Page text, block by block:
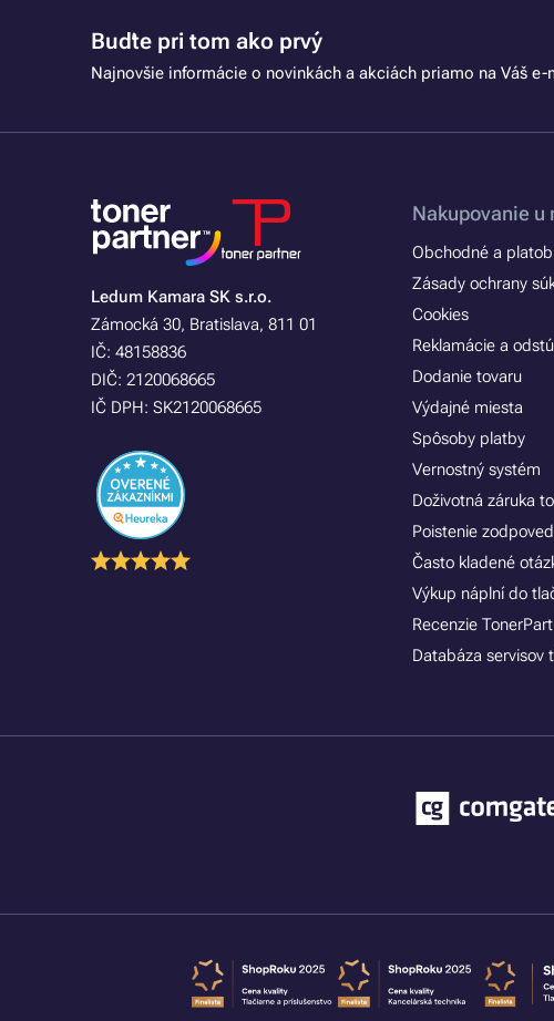
Buďte pri tom ako prvý
Najnovšie informácie o novinkách a akciách priamo na Váš e-
Ledum Kamara SK s.r.o.
Zámocká 30, Bratislava, 811 01
IČ: 48158836
DIČ: 2120068665
IČ DPH: SK2120068665
Nakupovanie u
Obchodné a
Zásady ochrany
Cookies
Reklamácie a
Dodanie tovaru
Výdajné miesta
Spôsoby platby
Vernostný systém
Doživotná záruka
Poistenie
Často kladené
Výkup náplní do
Recenzie
Databáza servisov